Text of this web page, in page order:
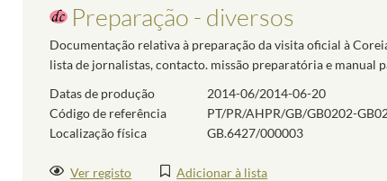
Preparação - diversos
Documentação relativa à preparação da visita oficial à
lista de jornalistas, contacto. missão preparatória e manual
Datas de produção
2014-06/2014-06-20
Código de referência
PT/PR/AHPR/GB/GB0202-
Localização física
GB.6427/000003
Ver registo Adicionar à lista